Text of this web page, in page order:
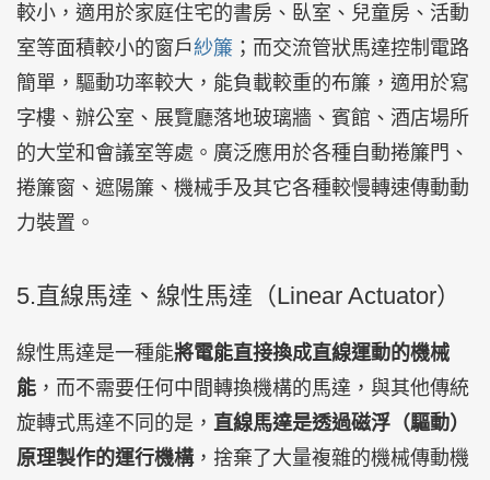
較小，適用於家庭住宅的書房、臥室、兒童房、活動
室等面積較小的窗戶紗簾 ；而交流管狀馬達控制電路
簡單，驅動功率較大，能負載較重的布簾，適用於寫
字樓、辦公室、展覽廳落地玻璃牆、賓館、酒店場所
的大堂和會議室等處。廣泛應用於各種自動捲簾門、
捲簾窗、遮陽簾、機械手及其它各種較慢轉速傳動動
力裝置。
5.直線馬達、線性馬達（Linear Actuator）
線性馬達是一種能將電能直接換成直線運動的機械
能 ，而不需要任何中間轉換機構的馬達，與其他傳統
旋轉式馬達不同的是， 直線馬達是透過磁浮（驅動）
原理製作的運行機構，捨棄了大量複雜的機械傳動機